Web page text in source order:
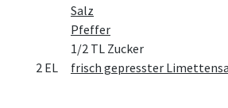
Salz
Pfeffer
1/2 TL Zucker
2 EL
frisch gepresster